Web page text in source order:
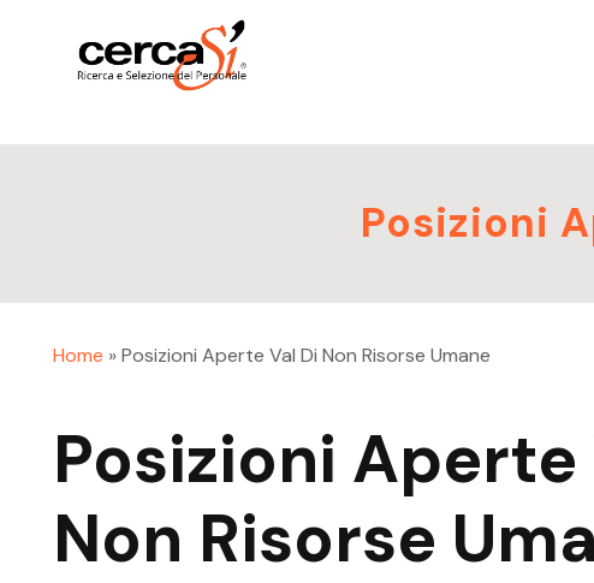
Posizioni
Home »Posizioni Aperte Val Di Non Risorse Umane
Posizioni Aperte
Non Risorse